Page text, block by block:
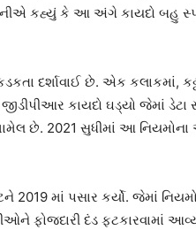
કહ્યું કે આ અંગે કાયદો બહુ
દર્શાવાઈ છે. એક કલાકમાં,
કાયદો ઘડ્યો જેમાં ડેટા
છે. 2021 સુધીમાં આ
માં પસાર કર્યો. જેમાં
ફોજદારી દંડ ફટકારવામાં